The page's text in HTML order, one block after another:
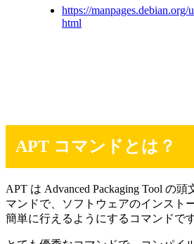
https://manpages.debian.org/
html
APT コマンドとは？
APT は Advanced Packaging Tool の
マンドで、ソフトウェアのインスト
簡単に行えるようにするコマンドです